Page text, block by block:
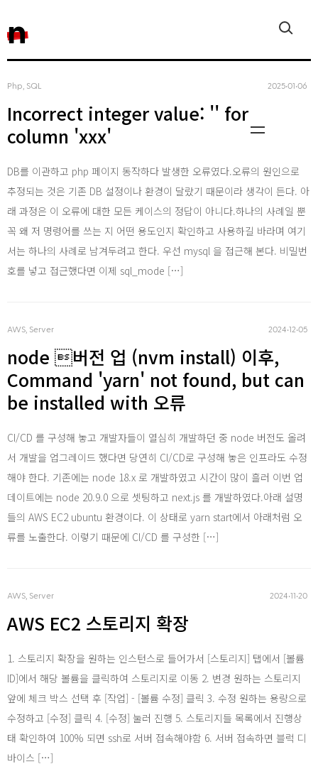
n
iOS
Php, SQL 2025‧01‧06
Incorrect integer value: '' for
column 'xxx'
DB를 이관하고 php 페이지 동작하다 발생한 오류였다.오류의 원인으로
추정되는 것은 기존 DB 설정이나 환경이 달랐기 때문이라 생각이 든다. 아
래 과정은 이 오류에 대한 모든 케이스의 정답이 아니다.하나의 사례일 뿐
꼭 왜 저 명령어를 쓰는 지 어떤 용도인지 확인하고 사용하길 바라며 여기
서는 하나의 사례로 남겨두려고 한다. 우선 mysql 을 접근해 본다. 비밀번
호를 넣고 접근했다면 이제 sql_mode […]
AWS, Server 2024‧12‧05
node 버전 업 (nvm install) 이후,
Command 'yarn' not found, but can
be installed with 오류
CI/CD 를 구성해 놓고 개발자들이 열심히 개발하던 중 node 버전도 올려
서 개발을 업그레이드 했다면 당연히 CI/CD로 구성해 놓은 인프라도 수정
해야 한다. 기존에는 node 18.x 로 개발하였고 시간이 많이 흘러 이번 업
데이트에는 node 20.9.0 으로 셋팅하고 next.js 를 개발하였다.아래 설명
들의 AWS EC2 ubuntu 환경이다. 이 상태로 yarn start에서 아래처럼 오
류를 노출한다. 이렇기 때문에 CI/CD 를 구성한 […]
AWS, Server 2024‧11‧20
AWS EC2 스토리지 확장
1. 스토리지 확장을 원하는 인스턴스로 들어가서 [스토리지] 탭에서 [볼륨
ID]에서 해당 볼륨을 클릭하여 스토리지로 이동 2. 변경 원하는 스토리지
앞에 체크 박스 선택 후 [작업] - [볼륨 수정] 클릭 3. 수정 원하는 용량으로
수정하고 [수정] 클릭 4. [수정] 눌러 진행 5. 스토리지들 목록에서 진행상
태 확인하여 100% 되면 ssh로 서버 접속해야함 6. 서버 접속하면 블럭 디
바이스 […]